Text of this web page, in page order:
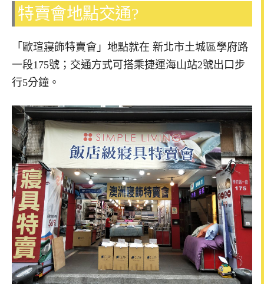
特賣會地點交通?
「歐瑄寢飾特賣會」地點就在 新北市土城區學府路
一段175號；交通方式可搭乘捷運海山站2號出口步
行5分鐘。